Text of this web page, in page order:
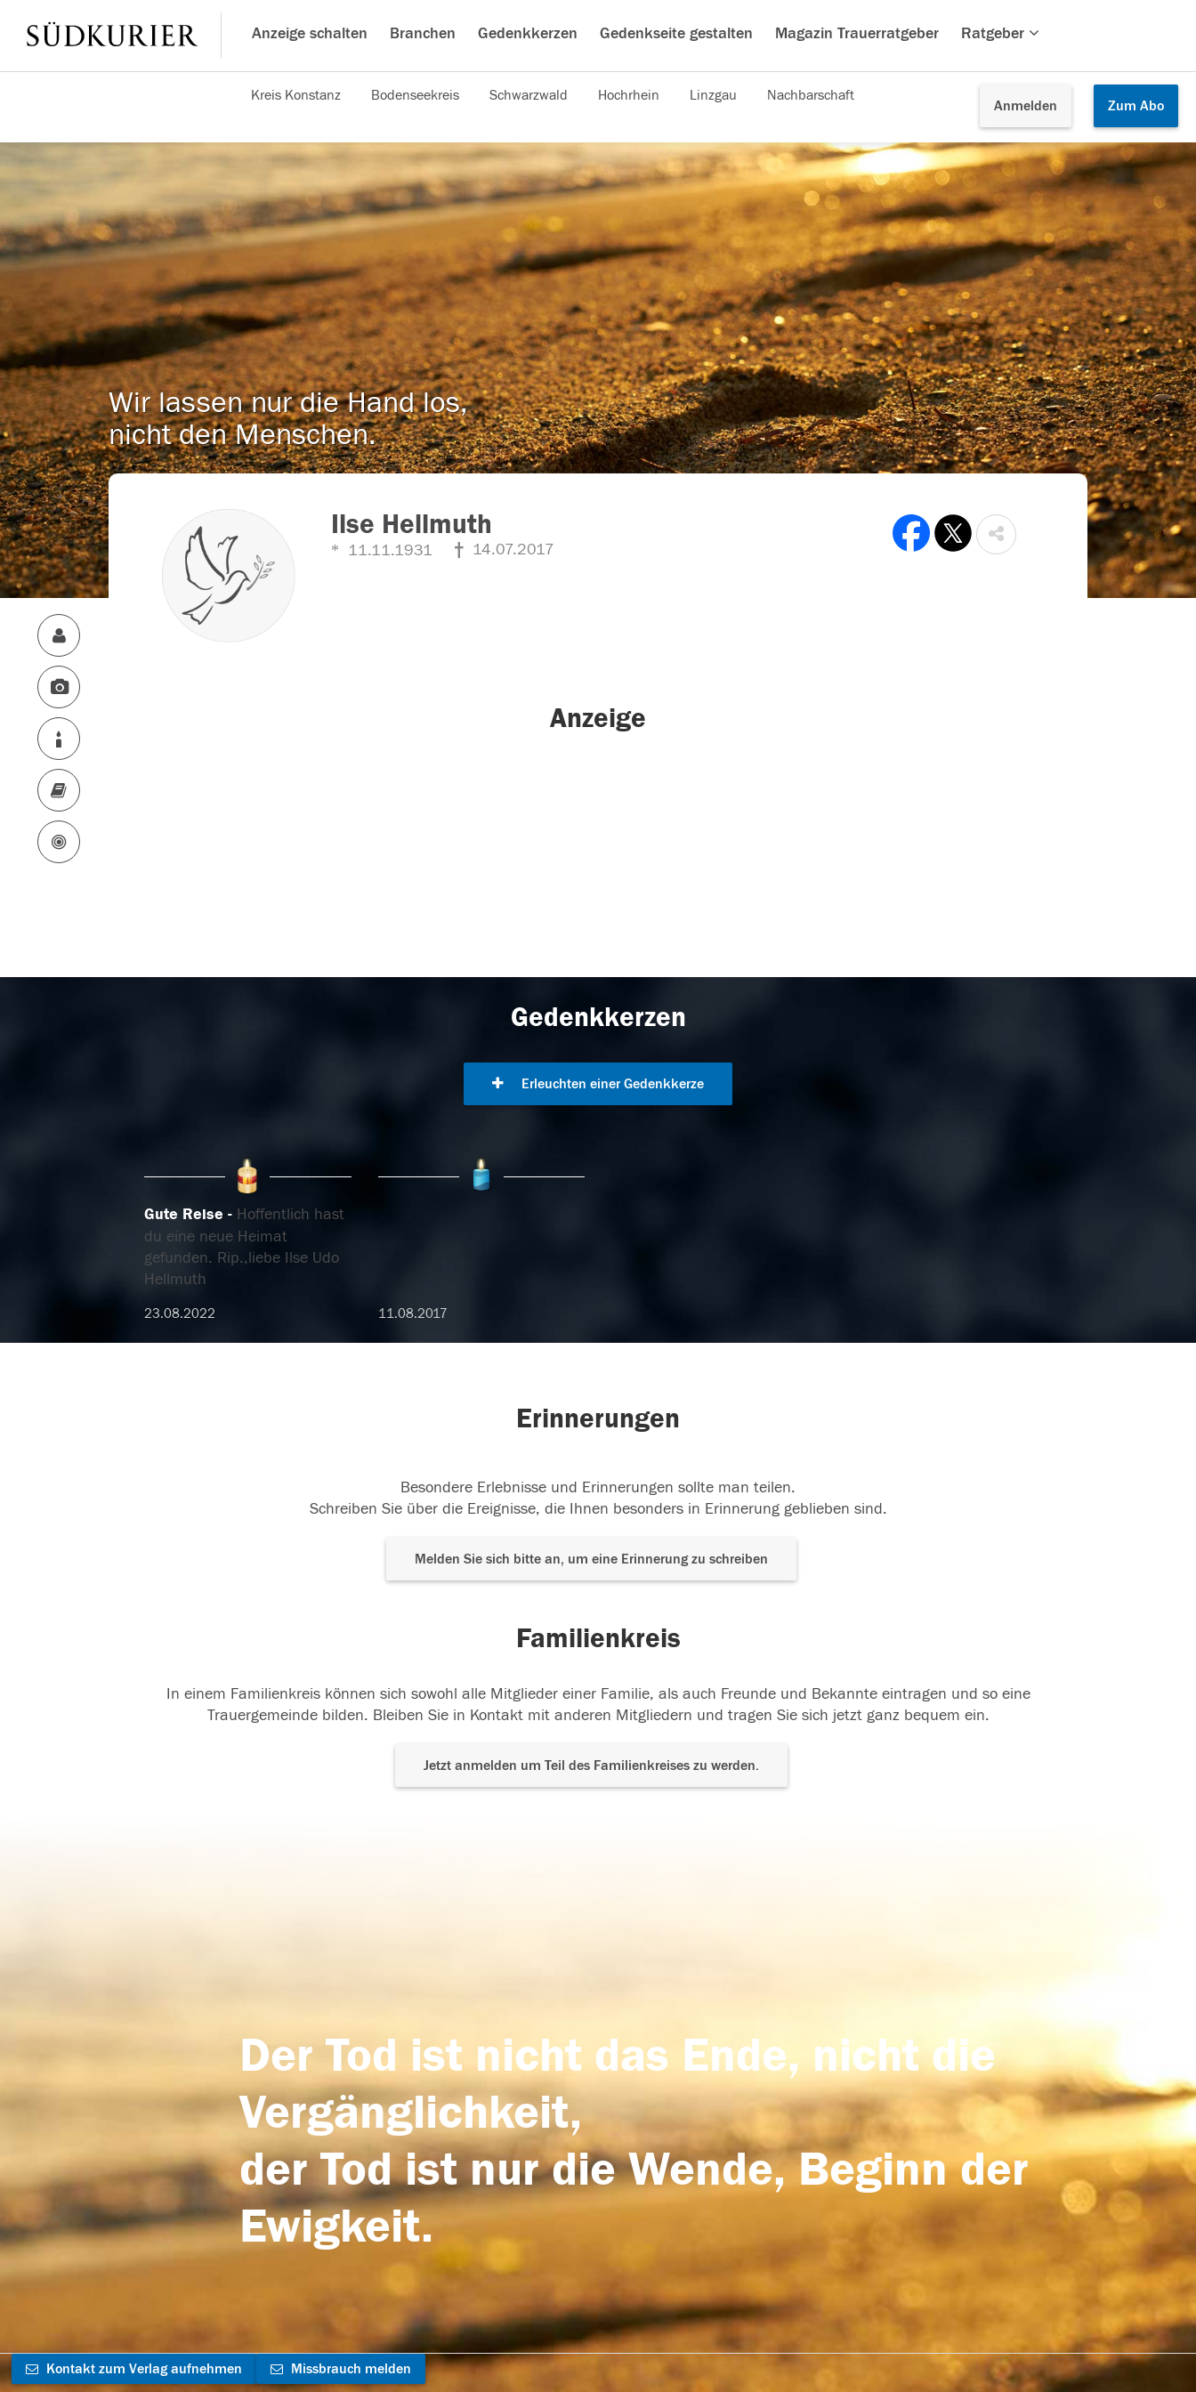
Anzeige schalten Branchen Gedenkkerzen Gedenkseite gestalten Magazin Trauerratgeber Ratgeber
Anmelden Zum Abo
Kreis Konstanz Bodenseekreis Schwarzwald Hochrhein Linzgau Nachbarschaft
Wir lassen nur die Hand los,
nicht den Menschen.
Ilse Hellmuth
11.11.1931 14.07.2017
Anzeige
Gedenkkerzen
Erleuchten einer Gedenkkerze
Gute Reise
Hoffentlich hast
du eine neue Heimat
gefunden. Rip.,liebe Ilse Udo
Hellmuth
23.08.2022 11.08.2017
Erinnerungen
Besondere Erlebnisse und Erinnerungen sollte man teilen.
Schreiben Sie über die Ereignisse, die Ihnen besonders in Erinnerung geblieben sind.
Melden Sie sich bitte an, um eine Erinnerung zu schreiben
Familienkreis
In einem Familienkreis können sich sowohl alle Mitglieder einer Familie, als auch Freunde und Bekannte eintragen und so eine
Trauergemeinde bilden. Bleiben Sie in Kontakt mit anderen Mitgliedern und tragen Sie sich jetzt ganz bequem ein.
Jetzt anmelden um Teil des Familienkreises zu werden.
Der Tod ist nicht das Ende, nicht die
Vergänglichkeit,
der Tod ist nur die Wende, Beginn der
Ewigkeit.
Kontakt zum Verlag aufnehmen Missbrauch melden